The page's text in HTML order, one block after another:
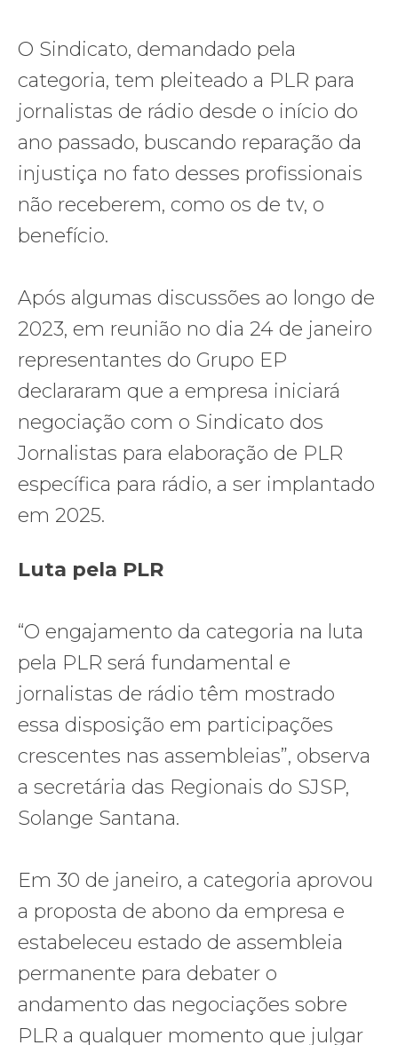
O Sindicato, demandado pela
categoria, tem pleiteado a PLR para
jornalistas de rádio desde o início do
ano passado, buscando reparação da
injustiça no fato desses profissionais
não receberem, como os de tv, o
benefício.
Após algumas discussões ao longo de
2023, em reunião no dia 24 de janeiro
representantes do Grupo EP
declararam que a empresa iniciará
negociação com o Sindicato dos
Jornalistas para elaboração de PLR
específica para rádio, a ser implantado
em 2025.
Luta pela PLR
“O engajamento da categoria na luta
pela PLR será fundamental e
jornalistas de rádio têm mostrado
essa disposição em participações
crescentes nas assembleias”, observa
a secretária das Regionais do SJSP,
Solange Santana.
Em 30 de janeiro, a categoria aprovou
a proposta de abono da empresa e
estabeleceu estado de assembleia
permanente para debater o
andamento das negociações sobre
PLR a qualquer momento que julgar